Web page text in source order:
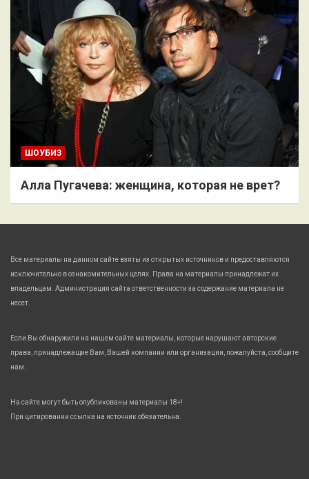
ШОУБИЗ
Алла Пугачева: женщина, которая не врет?
Все материалы на данном сайте взяты из открытых источников и предоставляются
исключительно в ознакомительных целях. Права на материалы принадлежат их
владельцам. Администрация сайта ответственности за содержание материала не
несет.
Если Вы обнаружили на нашем сайте материалы, которые нарушают авторские
права, принадлежащие Вам, Вашей компании или организации, пожалуйста, сообщите
нам.
На сайте могут быть опубликованы материалы 18+!
При цитировании ссылка на источник обязательна.